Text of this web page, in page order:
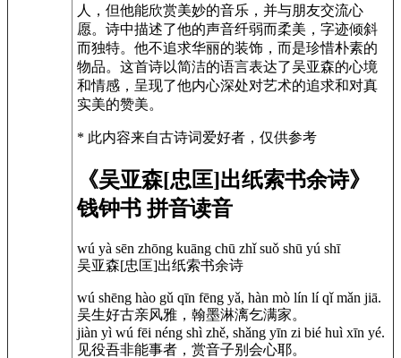
人，但他能欣赏美妙的音乐，并与朋友交流心
愿。诗中描述了他的声音纤弱而柔美，字迹倾斜
而独特。他不追求华丽的装饰，而是珍惜朴素的
物品。这首诗以简洁的语言表达了吴亚森的心境
和情感，呈现了他内心深处对艺术的追求和对真
实美的赞美。
* 此内容来自古诗词爱好者，仅供参考
《吴亚森[忠匡]出纸索书余诗》
钱钟书 拼音读音
wú yà sēn zhōng kuāng chū zhǐ suǒ shū yú shī
吴亚森[忠匡]出纸索书余诗
wú shēng hào gǔ qīn fēng yǎ, hàn mò lín lí qǐ mǎn jiā.
吴生好古亲风雅，翰墨淋漓乞满家。
jiàn yì wú fēi néng shì zhě, shǎng yīn zi bié huì xīn yé.
见役吾非能事者，赏音子别会心耶。